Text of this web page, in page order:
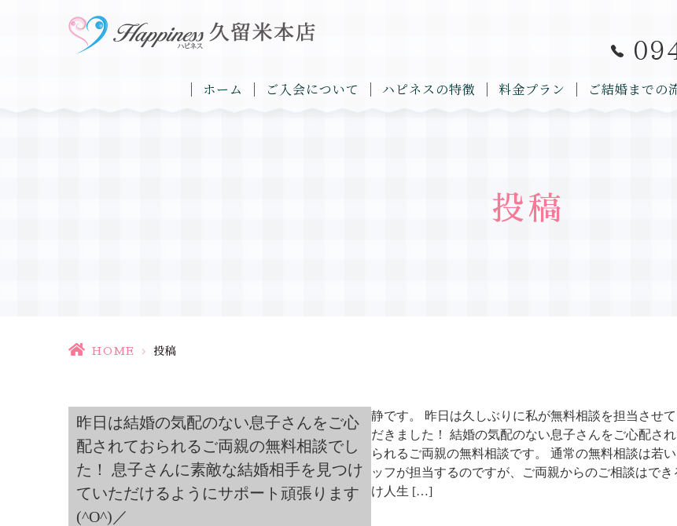
ホーム ご入会について ハピネスの特徴 料金プラン ご結婚までの
投稿
HOME > 投稿
昨日は結婚の気配のない息子さんをご心
配されておられるご両親の無料相談でし
た！ 息子さんに素敵な結婚相手を見つけ
ていただけるようにサポート頑張ります
(^O^)／
静です。 昨日は久しぶりに私が無料相談を担当させ
だきました！ 結婚の気配のない息子さんをご心配さ
られるご両親の無料相談です。 通常の無料相談は若
ッフが担当するのですが、ご両親からのご相談はでき
け人生 […]